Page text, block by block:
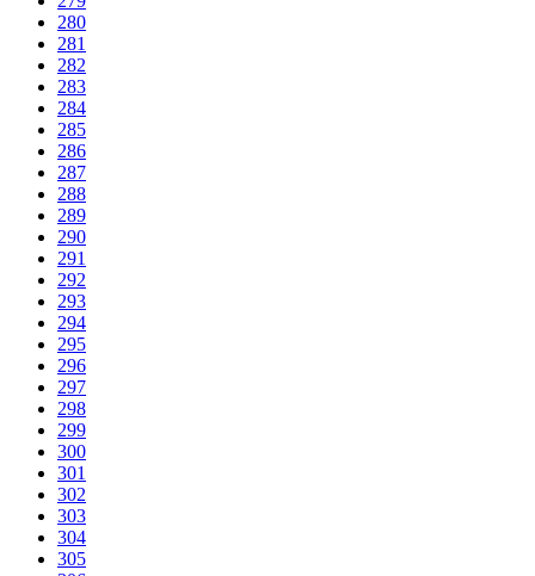
280
281
282
283
284
285
286
287
288
289
290
291
292
293
294
295
296
297
298
299
300
301
302
303
304
305